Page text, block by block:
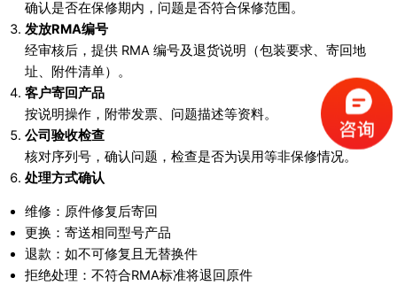
确认是否在保修期内，问题是否符合保修范围。
发放RMA编号
经审核后，提供 RMA 编号及退货说明（包装要求、寄回地
址、附件清单）。
客户寄回产品
按说明操作，附带发票、问题描述等资料。
公司验收检查
核对序列号，确认问题，检查是否为误用等非保修情况。
处理方式确认
维修：原件修复后寄回
更换：寄送相同型号产品
退款：如不可修复且无替换件
拒绝处理：不符合RMA标准将退回原件